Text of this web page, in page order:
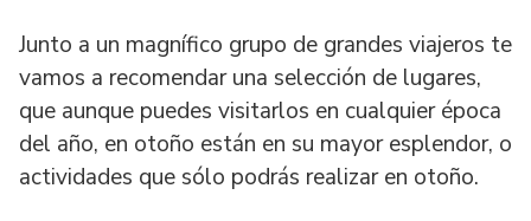
Junto a un magnífico grupo de grandes viajeros te
vamos a recomendar una selección de lugares,
que aunque puedes visitarlos en cualquier época
del año, en otoño están en su mayor esplendor, o
actividades que sólo podrás realizar en otoño.